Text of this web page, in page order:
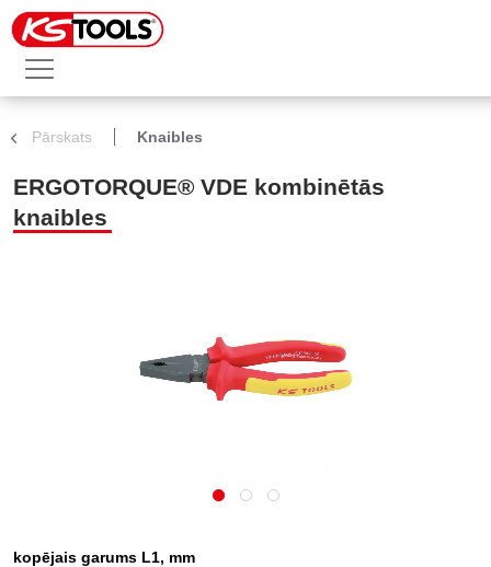
Pārskats Knaibles
ERGOTORQUE® VDE kombinētās
knaibles
kopējais garums L1, mm